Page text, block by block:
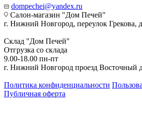
dompechei@yandex.ru
Салон-магазин "Дом Печей"
г. Нижний Новгород, переулок Грекова,
Склад "Дом Печей"
Отгрузка со склада
9.00-18.00 пн-пт
г. Нижний Новгород проезд Восточный
Политика конфиденциальности
Публичная оферта